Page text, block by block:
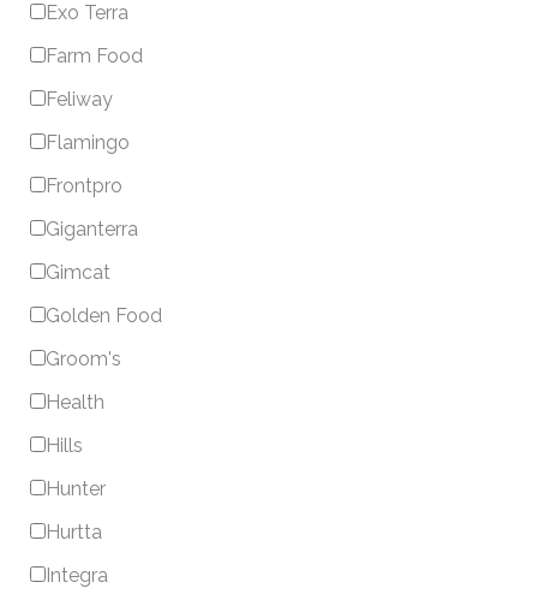
Exo Terra
Farm Food
Feliway
Flamingo
Frontpro
Giganterra
Gimcat
Golden Food
Groom's
Health
Hills
Hunter
Hurtta
Integra